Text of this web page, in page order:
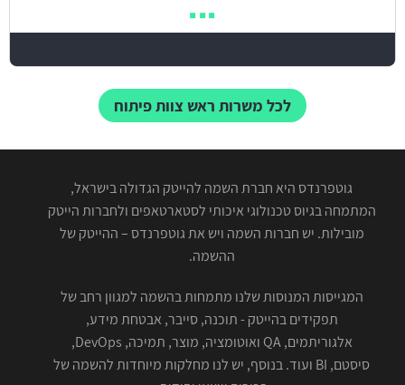
לכל משרות ראש צוות פיתוח
גוטפרנדס היא חברת השמה להייטק הגדולה בישראל,
המתמחה בגיוס טכנולוגי איכותי לסטארטאפים ולחברות הייטק
מובילות. יש חברות השמה ויש את גוטפרנדס – ההייטק של
ההשמה.
המגייסות המנוסות שלנו מתמחות בהשמה למגוון רחב של
תפקידים בהייטק - תוכנה, סייבר, אבטחת מידע,
אלגוריתמים, QA ואוטומציה, מוצר, תמיכה, DevOps,
סיסטם, BI ועוד. בנוסף, יש לנו מחלקות מיוחדות להשמה של